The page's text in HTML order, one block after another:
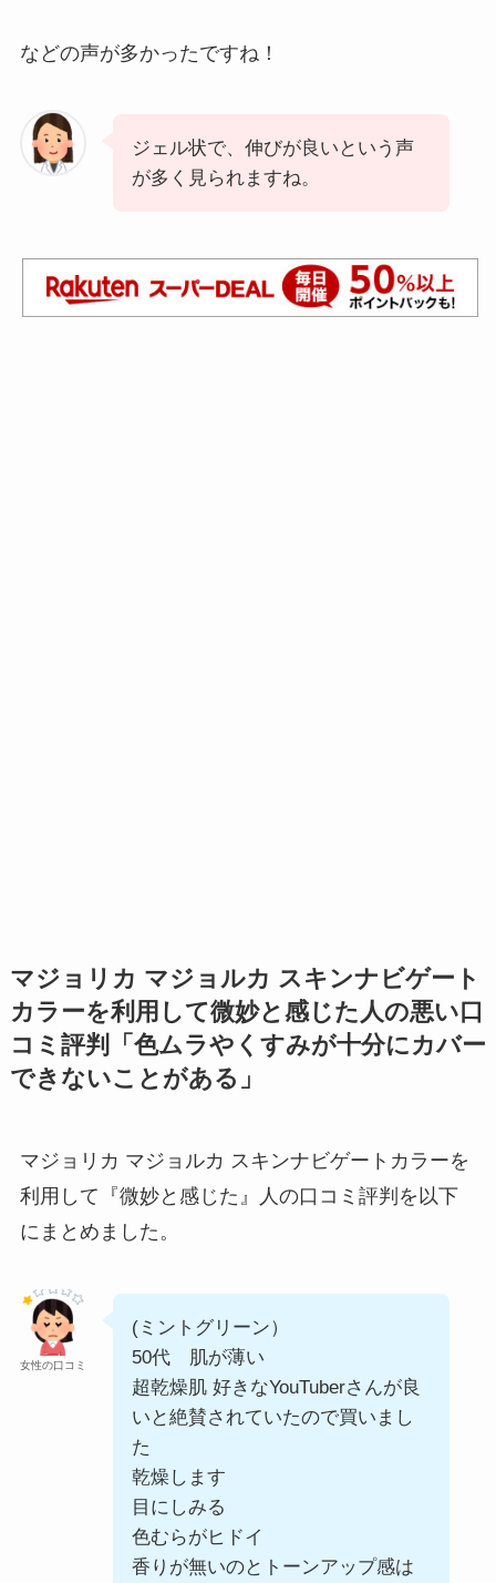
などの声が多かったですね！
ジェル状で、伸びが良いという声
が多く見られますね。
マジョリカ マジョルカ スキンナビゲート
カラーを利用して微妙と感じた人の悪い口
コミ評判「色ムラやくすみが十分にカバー
できないことがある」
マジョリカ マジョルカ スキンナビゲートカラーを
利用して『微妙と感じた』人の口コミ評判を以下
にまとめました。
女性の口コミ
(ミントグリーン）
50代 肌が薄い
超乾燥肌 好きなYouTuberさんが良
いと絶賛されていたので買いまし
た
乾燥します
目にしみる
色むらがヒドイ
香りが無いのとトーンアップ感は